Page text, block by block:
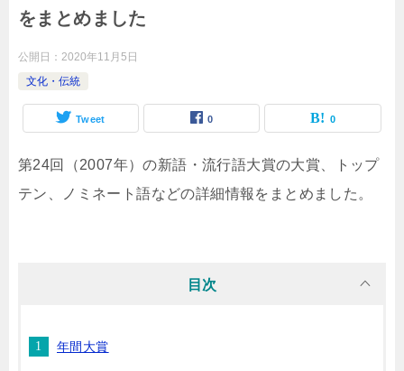
をまとめました
公開日： 2020年11月5日
文化・伝統
Tweet 0 0
第24回（2007年）の新語・流行語大賞の大賞、トップ
テン、ノミネート語などの詳細情報をまとめました。
目次
年間大賞